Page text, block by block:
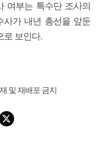
여부는 특수단 조사의
사가 내년 총선을 앞둔
로 보인다.
및 재배포 금지